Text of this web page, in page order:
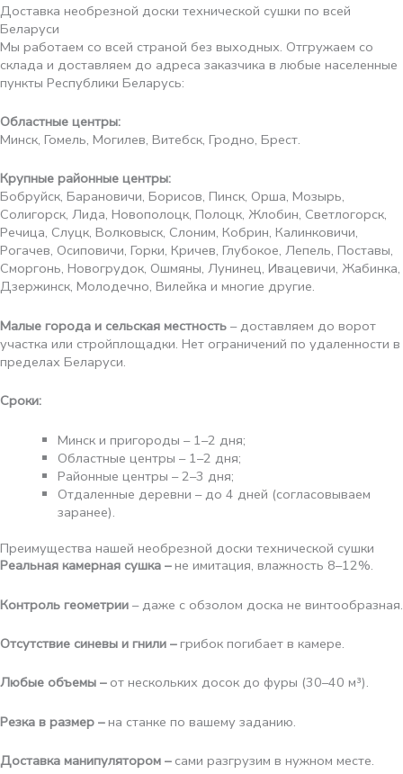
Доставка необрезной доски технической сушки по всей
Беларуси
Мы работаем со всей страной без выходных. Отгружаем со
склада и доставляем до адреса заказчика в любые населенные
пункты Республики Беларусь:
Областные центры:
Минск, Гомель, Могилев, Витебск, Гродно, Брест.
Крупные районные центры:
Бобруйск, Барановичи, Борисов, Пинск, Орша, Мозырь,
Солигорск, Лида, Новополоцк, Полоцк, Жлобин, Светлогорск,
Речица, Слуцк, Волковыск, Слоним, Кобрин, Калинковичи,
Рогачев, Осиповичи, Горки, Кричев, Глубокое, Лепель, Поставы,
Сморгонь, Новогрудок, Ошмяны, Лунинец, Ивацевичи, Жабинка,
Дзержинск, Молодечно, Вилейка и многие другие.
Малые города и сельская местность – доставляем до ворот
участка или стройплощадки. Нет ограничений по удаленности в
пределах Беларуси.
Сроки:
Минск и пригороды – 1–2 дня;
Областные центры – 1–2 дня;
Районные центры – 2–3 дня;
Отдаленные деревни – до 4 дней (согласовываем
заранее).
Преимущества нашей необрезной доски технической сушки
Реальная камерная сушка –не имитация, влажность 8–12%.
Контроль геометрии – даже с обзолом доска не винтообразная.
Отсутствие синевы и гнили –грибок погибает в камере.
Любые объемы –от нескольких досок до фуры (30–40 м³).
Резка в размер –на станке по вашему заданию.
Доставка манипулятором –сами разгрузим в нужном месте.